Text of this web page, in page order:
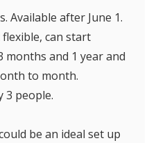
Available after June 1.
can start
months and 1 year and
to month.
3 people.
be an ideal set up